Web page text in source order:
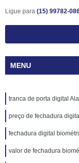
Ligue para (15) 99782-
MENU
tranca de porta digital
preço de fechadura
fechadura digital
valor de fechadura